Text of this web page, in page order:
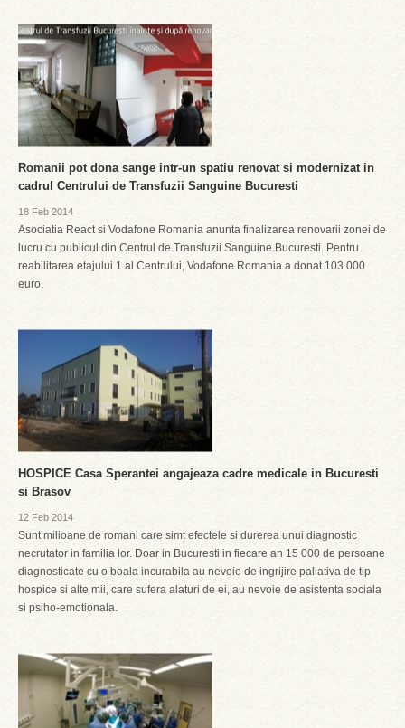
Romanii pot dona sange intr-un spatiu renovat si modernizat in
cadrul Centrului de Transfuzii Sanguine Bucuresti
18 Feb 2014
Asociatia React si Vodafone Romania anunta finalizarea renovarii zonei de
lucru cu publicul din Centrul de Transfuzii Sanguine Bucuresti. Pentru
reabilitarea etajului 1 al Centrului, Vodafone Romania a donat 103.000
euro.
HOSPICE Casa Sperantei angajeaza cadre medicale in Bucuresti
si Brasov
12 Feb 2014
Sunt milioane de romani care simt efectele si durerea unui diagnostic
necrutator in familia lor. Doar in Bucuresti in fiecare an 15 000 de persoane
diagnosticate cu o boala incurabila au nevoie de ingrijire paliativa de tip
hospice si alte mii, care sufera alaturi de ei, au nevoie de asistenta sociala
si psiho-emotionala.